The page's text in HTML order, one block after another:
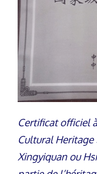
Certificat officiel
Cultural
Xingyiquan ou